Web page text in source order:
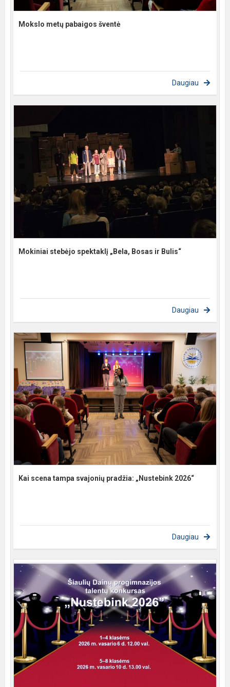
Mokslo metų pabaigos šventė
Daugiau
Mokiniai stebėjo spektaklį „Bela, Bosas ir Bulis“
Daugiau
Kai scena tampa svajonių pradžia: „Nustebink 2026“
Daugiau